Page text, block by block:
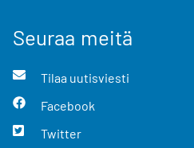
Seuraa meitä
Tilaa uutisviesti
Facebook
Twitter